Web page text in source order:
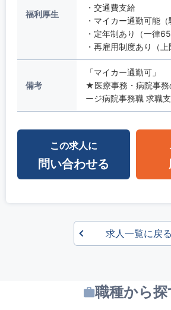
福利厚生
・交通費支給
・マイカー通勤可能（
・定年制あり（一律65
・再雇用制度あり（上
備考
「マイカー通勤可」
★医療事務・病院事務
ージ病院事務職 求職支
この求人に
問い合わせる
求人一覧に戻る
職種から探